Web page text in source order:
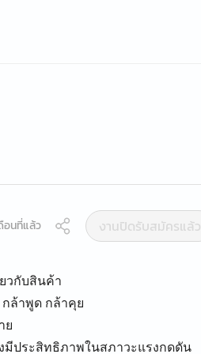
อนที่แล้ว งานปิดรับสมัครแล้ว
วกับสินค้า
ล้าพูด กล้าคุย
ย
มีประสิทธิภาพในสภาวะแรงกดดัน